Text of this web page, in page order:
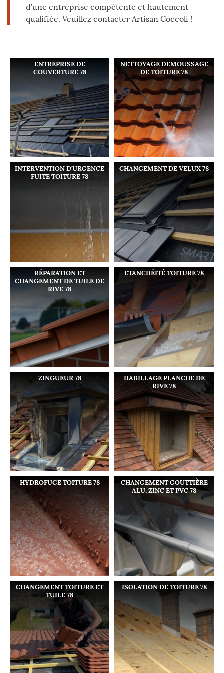
d’une entreprise compétente et hautement
qualifiée. Veuillez contacter Artisan Coccoli !
ENTREPRISE DE
COUVERTURE 78
NETTOYAGE DEMOUSSAGE
DE TOITURE 78
INTERVENTION D'URGENCE
FUITE TOITURE 78
CHANGEMENT DE VELUX 78
RÉPARATION ET
CHANGEMENT DE TUILE DE
RIVE 78
ETANCHÉITÉ TOITURE 78
ZINGUEUR 78
HABILLAGE PLANCHE DE
RIVE 78
HYDROFUGE TOITURE 78
CHANGEMENT GOUTTIÈRE
ALU, ZINC ET PVC 78
CHANGEMENT TOITURE ET
TUILE 78
ISOLATION DE TOITURE 78